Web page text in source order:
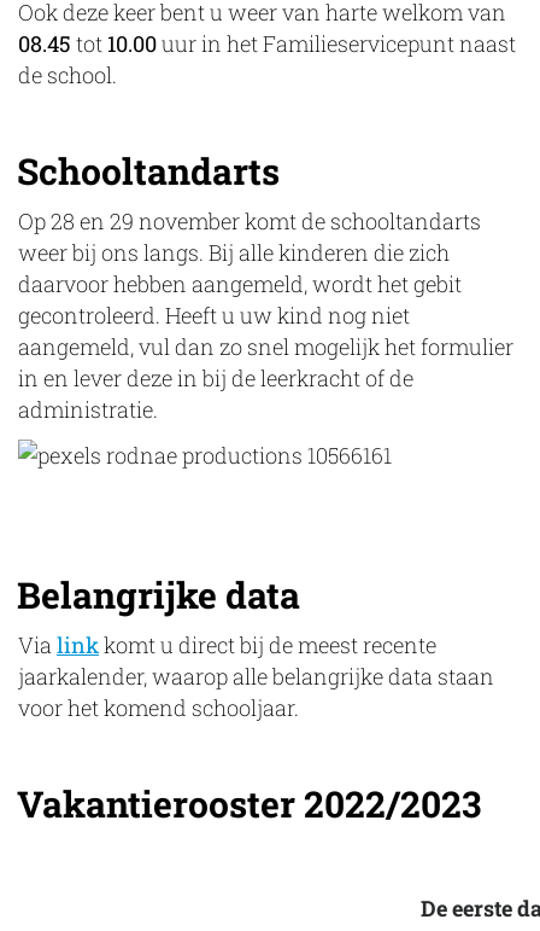
Ook deze keer bent u weer van harte welkom van
08.45 tot 10.00uur in het Familieservicepunt naast
de school.
Schooltandarts
Op 28 en 29 november komt de schooltandarts
weer bij ons langs. Bij alle kinderen die zich
daarvoor hebben aangemeld, wordt het gebit
gecontroleerd. Heeft u uw kind nog niet
aangemeld, vul dan zo snel mogelijk het formulier
in en lever deze in bij de leerkracht of de
administratie.
Belangrijke data
Vialinkkomt u direct bij de meest recente
jaarkalender, waarop alle belangrijke data staan
voor het komend schooljaar.
Vakantierooster 2022/2023
De eerste